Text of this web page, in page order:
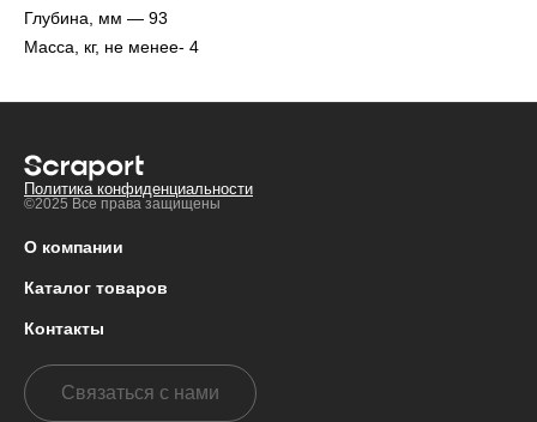
Глубина, мм — 93
Масса, кг, не менее- 4
Политика конфиденциальности
©2025 Все права защищены
О компании
Каталог товаров
Контакты
Связаться с нами